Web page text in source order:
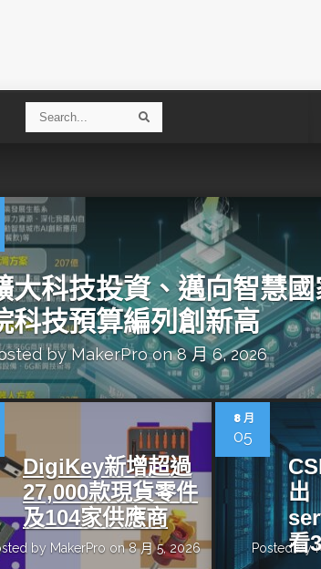
導】Intel攜手生態系夥伴分享Edge AI機器
部署實戰經驗
推論效能新
「公升級」Agentic AI方案比較：
Apple、NVIDIA、AMD
a
大科技投資、邁向智慧
科技預算編列創新高
byMakerProon 8 月 6, 2026
DigiKey新增超過
27,000款現貨零件
及104家供應商
by MakerPro on 8 月 5, 2026
8 月
05
出
看
Posted by